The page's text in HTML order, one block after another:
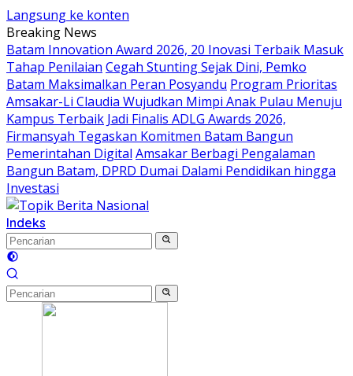
Langsung ke konten
Breaking News
Batam Innovation Award 2026, 20 Inovasi Terbaik Masuk
Tahap Penilaian Cegah Stunting Sejak Dini, Pemko
Batam Maksimalkan Peran Posyandu Program Prioritas
Amsakar-Li Claudia Wujudkan Mimpi Anak Pulau Menuju
Kampus Terbaik Jadi Finalis ADLG Awards 2026,
Firmansyah Tegaskan Komitmen Batam Bangun
Pemerintahan Digital Amsakar Berbagi Pengalaman
Bangun Batam, DPRD Dumai Dalami Pendidikan hingga
Investasi
Indeks